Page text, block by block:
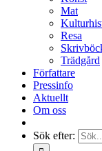
Mat
Resa
Trädgård
Författare
Pressinfo
Aktuellt
Om oss
Sök efter: